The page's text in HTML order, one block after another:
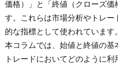
価格）」と「終値（クローズ
す。これらは市場分析やトレ
的な指標として使われています。
本コラムでは、始値と終値の
トレードにおいてどのように